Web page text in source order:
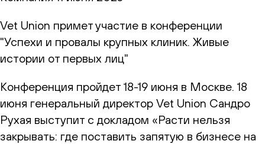
Vet Union примет участие в конференции
"Успехи и провалы крупных клиник. Живые
истории от первых лиц"
Конференция пройдет 18-19 июня в Москве. 18
июня генеральный директор Vet Union Сандро
Рухая выступит с докладом «Расти нельзя
закрывать: где поставить запятую в бизнесе на